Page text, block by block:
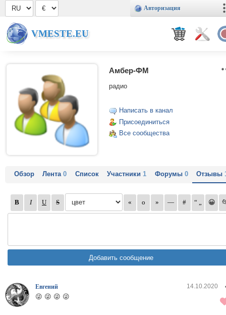
Авторизация
VMESTE.EU
Амбер-ФМ
радио
Написать в канал
Присоединиться
Все сообщества
Обзор Лента0 Список Участники1 Форумы 0 Отзывы
Евгений 14.10.2020
😜 😜 😜 😜